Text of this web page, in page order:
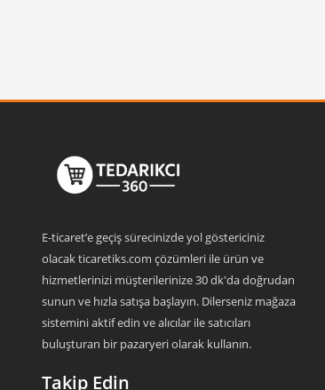
E-ticaret’e geçiş sürecinizde yol göstericiniz
olacak ticaretiks.com çözümleri ile ürün ve
hizmetlerinizi müşterilerinize 30 dk'da doğrudan
sunun ve hızla satışa başlayın. Dilerseniz mağaza
sistemini aktif edin ve alıcılar ile satıcıları
buluşturan bir pazaryeri olarak kullanın.
Takip Edin